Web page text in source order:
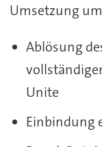
Umsetzung
Ablösung
Unite
Einbindung